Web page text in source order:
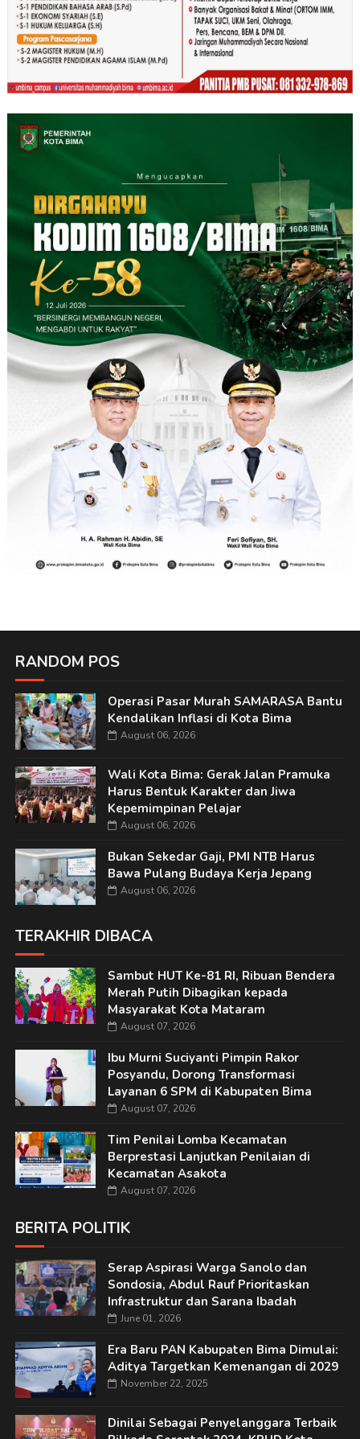
RANDOM POS
Operasi Pasar Murah SAMARASA Bantu
Kendalikan Inflasi di Kota Bima
August 06, 2026
Wali Kota Bima: Gerak Jalan Pramuka
Harus Bentuk Karakter dan Jiwa
Kepemimpinan Pelajar
August 06, 2026
Bukan Sekedar Gaji, PMI NTB Harus
Bawa Pulang Budaya Kerja Jepang
August 06, 2026
TERAKHIR DIBACA
Sambut HUT Ke-81 RI, Ribuan Bendera
Merah Putih Dibagikan kepada
Masyarakat Kota Mataram
August 07, 2026
Ibu Murni Suciyanti Pimpin Rakor
Posyandu, Dorong Transformasi
Layanan 6 SPM di Kabupaten Bima
August 07, 2026
Tim Penilai Lomba Kecamatan
Berprestasi Lanjutkan Penilaian di
Kecamatan Asakota
August 07, 2026
BERITA POLITIK
Serap Aspirasi Warga Sanolo dan
Sondosia, Abdul Rauf Prioritaskan
Infrastruktur dan Sarana Ibadah
June 01, 2026
Era Baru PAN Kabupaten Bima Dimulai:
Aditya Targetkan Kemenangan di 2029
November 22, 2025
Dinilai Sebagai Penyelanggara Terbaik